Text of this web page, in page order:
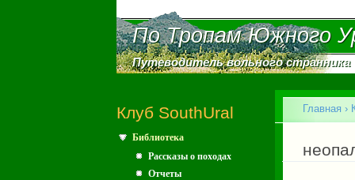
По Тропам Южного
По Тропам Южного
Путеводитель вольного странника
Путеводитель вольного странника
Клуб SouthUral
Библиотека
Рассказы о походах
Отчеты
Вы
Главная ›